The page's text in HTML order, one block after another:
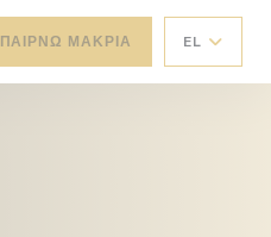
ΠΑΊΡΝΩ ΜΑΚΡΙΆ EL